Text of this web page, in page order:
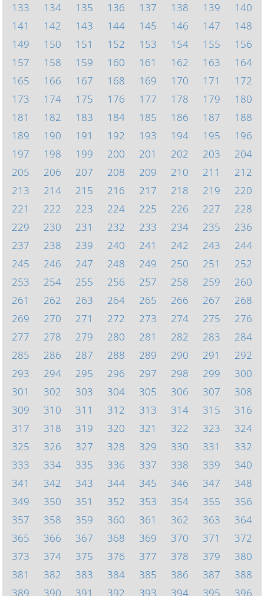
133
134 135 136 137 138 139
140
141
142 143 144 145 146 147
148
149
150 151 152 153 154 155
156
157
158 159 160 161 162 163
164
165
166 167 168 169 170 171
172
173
174 175 176 177 178 179
180
181
182 183 184 185 186 187
188
189
190 191 192 193 194 195
196
197
198 199 200 201 202 203
204
205
206 207 208 209 210 211
212
213
214 215 216 217 218 219
220
221
222 223 224 225 226 227
228
229
230 231 232 233 234 235
236
237
238 239 240 241 242 243
244
245
246 247 248 249 250 251
252
253
254 255 256 257 258 259
260
261
262 263 264 265 266 267
268
269
270 271 272 273 274 275
276
277
278 279 280 281 282 283
284
285
286 287 288 289 290 291
292
293
294 295 296 297 298 299
300
301
302 303 304 305 306 307
308
309
310 311 312 313 314 315
316
317
318 319 320 321 322 323
324
325
326 327 328 329 330 331
332
333
334 335 336 337 338 339
340
341
342 343 344 345 346 347
348
349
350 351 352 353 354 355
356
357
358 359 360 361 362 363
364
365
366 367 368 369 370 371
372
373
374 375 376 377 378 379
380
381
382 383 384 385 386 387
388
389
390 391 392 393 394 395 396